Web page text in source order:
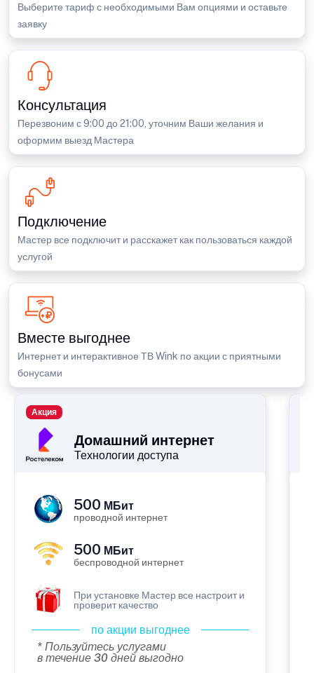
Выберите тариф с необходимыми Вам опциями и оставьте
заявку
Консультация
Перезвоним с 9:00 до 21:00, уточним Ваши желания и
оформим выезд Мастера
Подключение
Мастер все подключит и расскажет как пользоваться каждой
услугой
Вместе выгоднее
Интернет и интерактивное ТВ Wink по акции с приятными
бонусами
Домашний интернет
Технологии доступа
Акция
500 МБит
проводной интернет
500 МБит
беспроводной интернет
При установке Мастер все настроит и
проверит качество
по акции выгоднее
* Пользуйтесь услугами
в течение 30 дней выгодно